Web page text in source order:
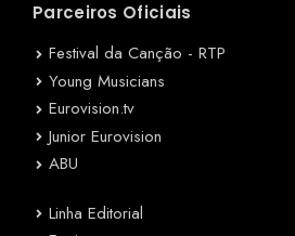
Parceiros Oficiais
Festival da Canção - RTP
Young Musicians
Eurovision.tv
Junior Eurovision
ABU
Linha Editorial